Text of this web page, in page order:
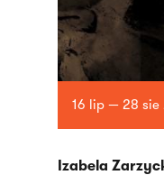
16 lip — 28 sie
Izabela